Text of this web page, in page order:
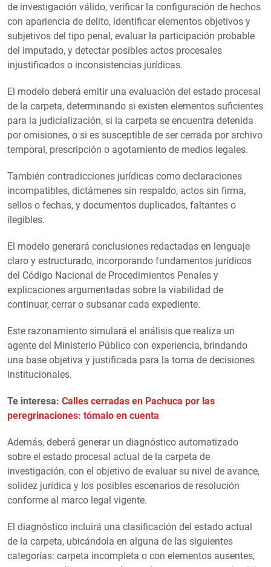
de investigación válido, verificar la configuración de hechos
con apariencia de delito, identificar elementos objetivos y
subjetivos del tipo penal, evaluar la participación probable
del imputado, y detectar posibles actos procesales
injustificados o inconsistencias jurídicas.
El modelo deberá emitir una evaluación del estado procesal
de la carpeta, determinando si existen elementos suficientes
para la judicialización, si la carpeta se encuentra detenida
por omisiones, o si es susceptible de ser cerrada por archivo
temporal, prescripción o agotamiento de medios legales.
También contradicciones jurídicas como declaraciones
incompatibles, dictámenes sin respaldo, actos sin firma,
sellos o fechas, y documentos duplicados, faltantes o
ilegibles.
El modelo generará conclusiones redactadas en lenguaje
claro y estructurado, incorporando fundamentos jurídicos
del Código Nacional de Procedimientos Penales y
explicaciones argumentadas sobre la viabilidad de
continuar, cerrar o subsanar cada expediente.
Este razonamiento simulará el análisis que realiza un
agente del Ministerio Público con experiencia, brindando
una base objetiva y justificada para la toma de decisiones
institucionales.
Te interesa: Calles cerradas en Pachuca por las
peregrinaciones: tómalo en cuenta
Además, deberá generar un diagnóstico automatizado
sobre el estado procesal actual de la carpeta de
investigación, con el objetivo de evaluar su nivel de avance,
solidez jurídica y los posibles escenarios de resolución
conforme al marco legal vigente.
El diagnóstico incluirá una clasificación del estado actual
de la carpeta, ubicándola en alguna de las siguientes
categorías: carpeta incompleta o con elementos ausentes,